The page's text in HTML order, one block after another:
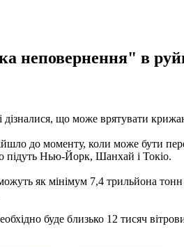
неповернення" в
дізналися, що може врятувати
до моменту, коли може бути
підуть Нью-Йорк, Шанхай і Токіо.
як мінімум 7,4 трильйона
буде близько 12 тисяч